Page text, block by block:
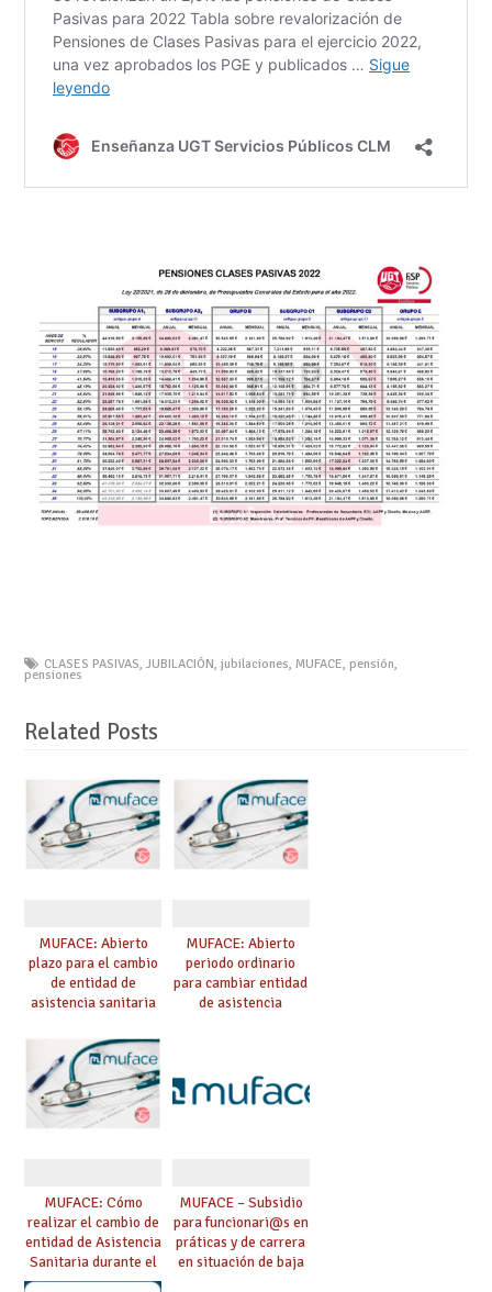
CLASES PASIVAS, JUBILACIÓN, jubilaciones, MUFACE, pensión,
pensiones
Related Posts
MUFACE: Abierto
plazo para el cambio
de entidad de
asistencia sanitaria
junio
MUFACE: Abierto
periodo ordinario
para cambiar entidad
de asistencia
MUFACE: Cómo
realizar el cambio de
entidad de Asistencia
Sanitaria durante el
mes de mayo
MUFACE – Subsidio
para funcionari@s en
práticas y de carrera
en situación de baja